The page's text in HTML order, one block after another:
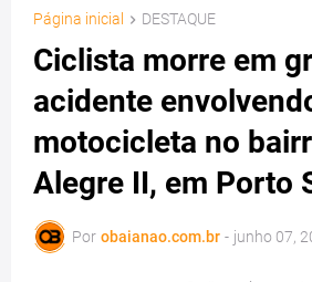
Página inicial DESTAQUE
Ciclista morre em
acidente
motocicleta no
Alegre II, em Porto
Por obaianao.com.br - junho 07,